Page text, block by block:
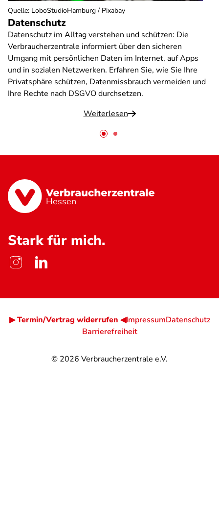
Datenschutz
Datenschutz im Alltag verstehen und schützen: Die
Verbraucherzentrale informiert über den sicheren
Umgang mit persönlichen Daten im Internet, auf Apps
und in sozialen Netzwerken. Erfahren Sie, wie Sie Ihre
Privatsphäre schützen, Datenmissbrauch vermeiden und
Ihre Rechte nach DSGVO durchsetzen.
Weiterlesen
Quelle: LoboStudioHamburg / Pixabay
Hessen
Stark für mich.
© 2026 Verbraucherzentrale e.V.
▶ Termin/Vertrag widerrufen ◀ImpressumDatenschutz
Barrierefreiheit